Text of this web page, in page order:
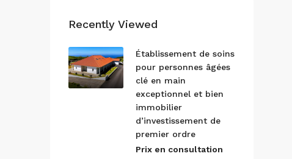
Recently Viewed
Établissement de soins
pour personnes âgées
clé en main
exceptionnel et bien
immobilier
d’investissement de
premier ordre
Prix en consultation